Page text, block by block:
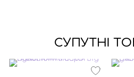
СУПУТНІ